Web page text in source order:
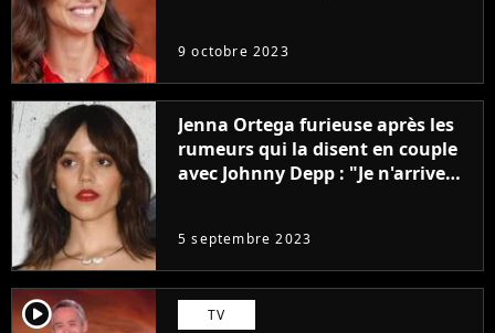
9 octobre 2023
Jenna Ortega furieuse après les
rumeurs qui la disent en couple
avec Johnny Depp : "Je n'arrive
5 septembre 2023
player2 TV